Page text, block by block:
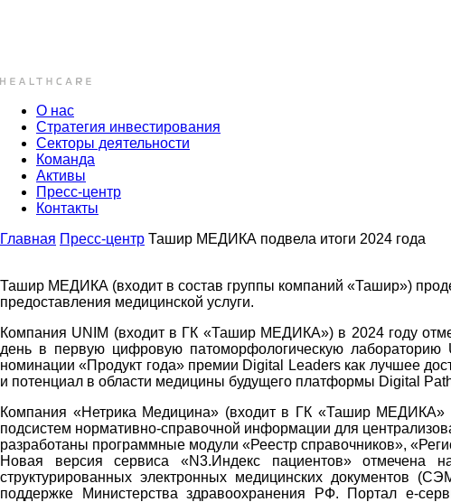
О нас
Стратегия инвестирования
Секторы деятельности
Команда
Активы
Пресс-центр
Контакты
Главная Пресс-центр Ташир МЕДИКА подвела итоги 2024 года
Ташир МЕДИКА (входит в состав группы компаний «Ташир»)
предоставления медицинской услуги.
Компания UNIM (входит в ГК «Ташир МЕДИКА») в 2024 году
день в первую цифровую патоморфологическую лабораторию
номинации «Продукт года» премии Digital Leaders как лучшее
и потенциал в области медицины будущего платформы Digital
Компания «Нетрика Медицина» (входит в ГК «Ташир МЕДИКА»
подсистем нормативно-справочной информации для
разработаны программные модули «Реестр справочников»,
Новая версия сервиса «N3.Индекс пациентов» отмечена
структурированных электронных медицинских документов
поддержке Министерства здравоохранения РФ. Портал e-